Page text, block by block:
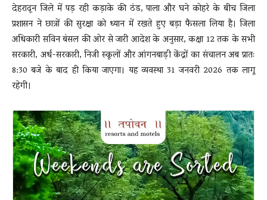
देहरादून जिले में पड़ रही कड़ाके की ठंड, पाला और घने कोहरे के बीच जिला
प्रशासन ने छात्रों की सुरक्षा को ध्यान में रखते हुए बड़ा फैसला लिया है। जिला
अधिकारी सविन बंसल की ओर से जारी आदेश के अनुसार, कक्षा 12 तक के सभी
सरकारी, अर्ध-सरकारी, निजी स्कूलों और आंगनबाड़ी केंद्रों का संचालन अब प्रातः
8:30 बजे के बाद ही किया जाएगा। यह व्यवस्था 31 जनवरी 2026 तक लागू
रहेगी।